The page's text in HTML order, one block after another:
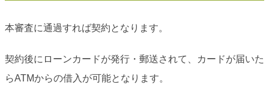
本審査に通過すれば契約となります。
契約後にローンカードが発行・郵送されて、カードが届いた
らATMからの借入が可能となります。